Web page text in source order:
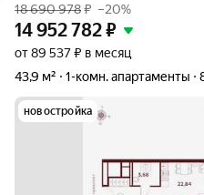
18 690 978₽ –20%
14 952 782₽
от 89 537 ₽ в месяц
43,9 м²
1-комн. апартаменты
новостройка